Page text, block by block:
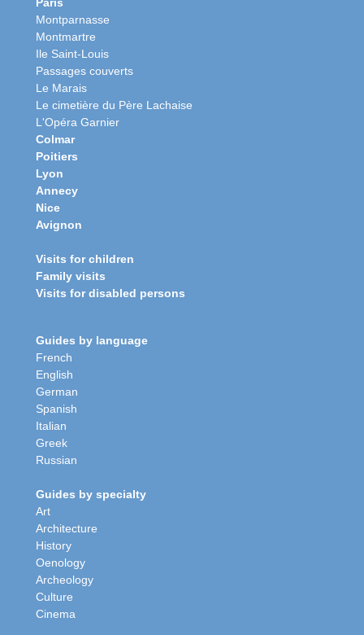
Paris
Montparnasse
Montmartre
Ile Saint-Louis
Passages couverts
Le Marais
Le cimetière du Père Lachaise
L'Opéra Garnier
Colmar
Poitiers
Lyon
Annecy
Nice
Avignon
Visits for children
Family visits
Visits for disabled persons
Guides by language
French
English
German
Spanish
Italian
Greek
Russian
Guides by specialty
Art
Architecture
History
Oenology
Archeology
Culture
Cinema